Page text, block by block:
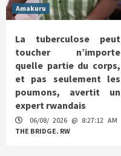
Amakuru
La tuberculose peut
toucher n’importe
quelle partie du corps,
et pas seulement les
poumons, avertit un
expert rwandais
06/08/ 2026 @ 8:27:12 AM
THE BRIDGE. RW